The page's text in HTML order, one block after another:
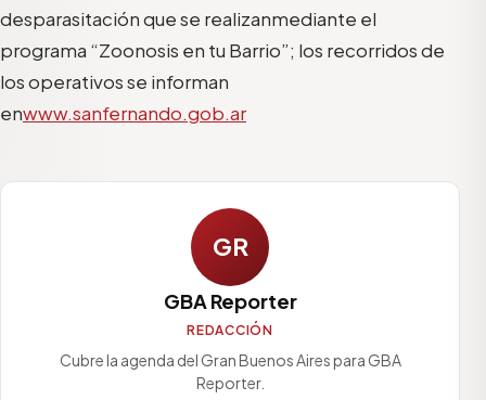
desparasitación que se realizanmediante el
programa “Zoonosis en tu Barrio”; los recorridos de
los operativosse informan
enwww.sanfernando.gob.ar
GR
GBA Reporter
REDACCIÓN
Cubre la agenda del Gran Buenos Aires para GBA
Reporter.